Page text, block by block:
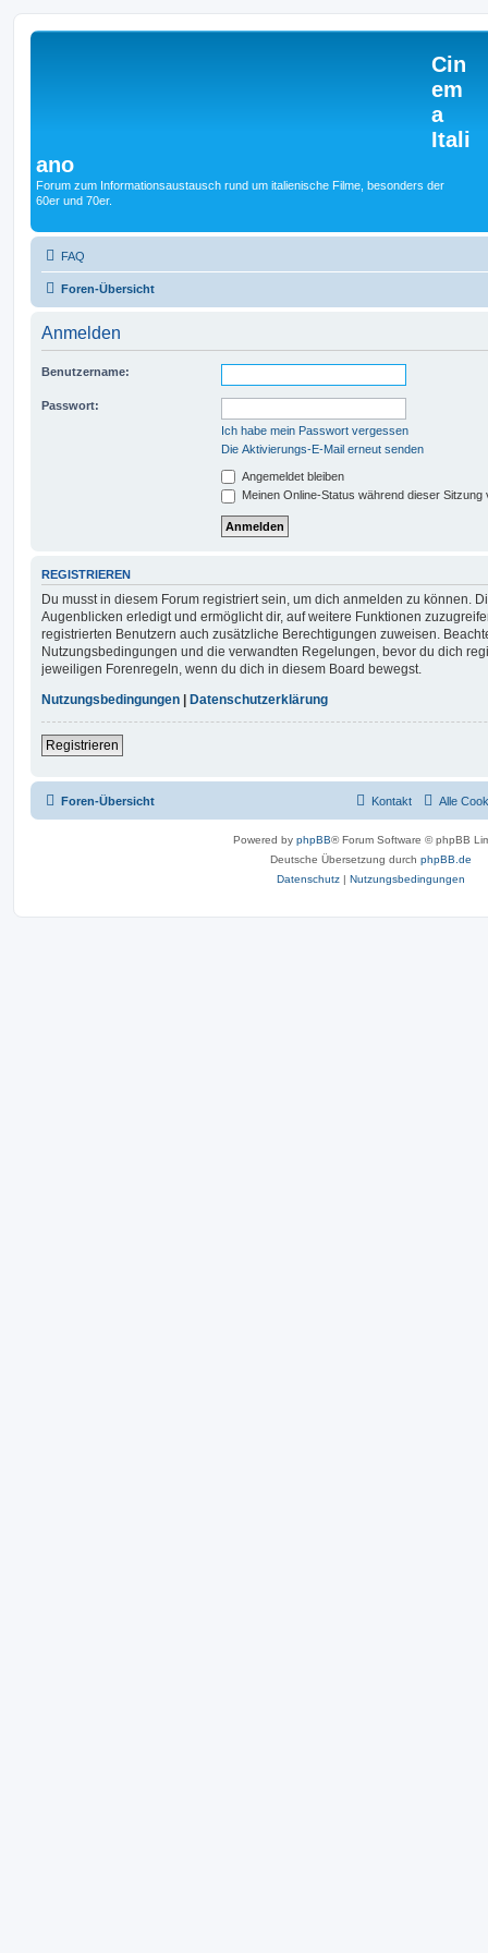
Cin
em
a
Itali
ano
Forum zum Informationsaustausch rund um italienische Filme, besonders der
60er und 70er.
FAQ
Foren-Übersicht
Anmelden
Benutzername:
Passwort:
Ich habe mein Passwort vergessen
Die Aktivierungs-E-Mail erneut senden
Angemeldet bleiben
Meinen Online-Status während dieser Sitzung
REGISTRIEREN
Du musst in diesem Forum registriert sein, um dich anmelden zu können.
Augenblicken erledigt und ermöglicht dir, auf weitere Funktionen
registrierten Benutzern auch zusätzliche Berechtigungen zuweisen.
Nutzungsbedingungen und die verwandten Regelungen, bevor du dich
jeweiligen Forenregeln, wenn du dich in diesem Board bewegst.
Nutzungsbedingungen
Datenschutzerklärung
Registrieren
Foren-Übersicht Alle
Kontakt
Powered by phpBB® Forum Software © phpBB
Deutsche Übersetzung durch phpBB.de
Datenschutz | Nutzungsbedingungen